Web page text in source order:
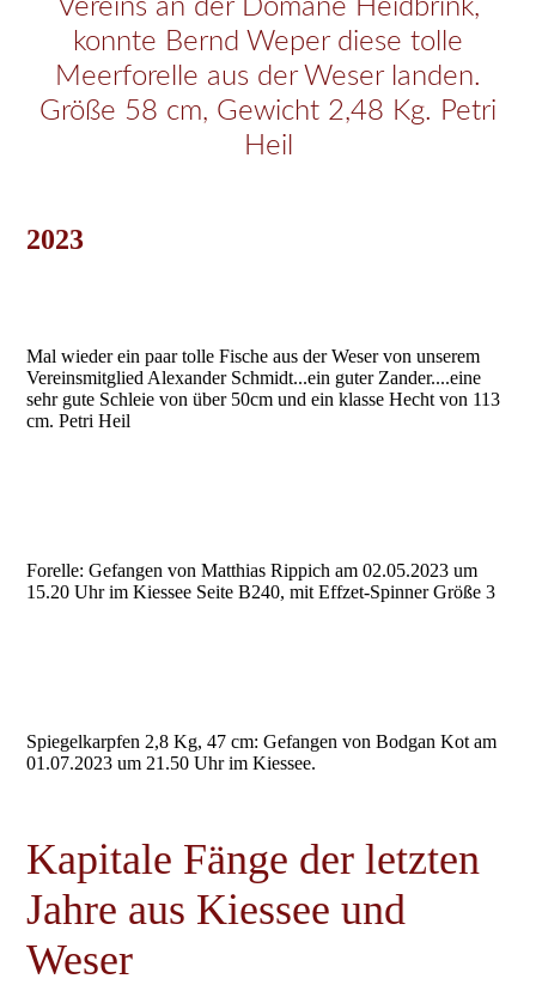
Vereins an der Domäne Heidbrink,
konnte Bernd Weper diese tolle
Meerforelle aus der Weser landen.
Größe 58 cm, Gewicht 2,48 Kg. Petri
Heil
2023
Mal wieder ein paar tolle Fische aus der Weser von unserem
Vereinsmitglied Alexander Schmidt...ein guter Zander....eine
sehr gute Schleie von über 50cm und ein klasse Hecht von 113
cm. Petri Heil
Forelle: Gefangen von Matthias Rippich am 02.05.2023 um
15.20 Uhr im Kiessee Seite B240, mit Effzet-Spinner Größe 3
Spiegelkarpfen 2,8 Kg, 47 cm: Gefangen von Bodgan Kot am
01.07.2023 um 21.50 Uhr im Kiessee.
Kapitale Fänge der letzten
Jahre aus Kiessee und
Weser